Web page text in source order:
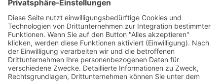
Betriebsferien
Wir befinden uns vom
19.12.2025 bis einschließlich 07.01.2026
in unseren Betriebsferien.